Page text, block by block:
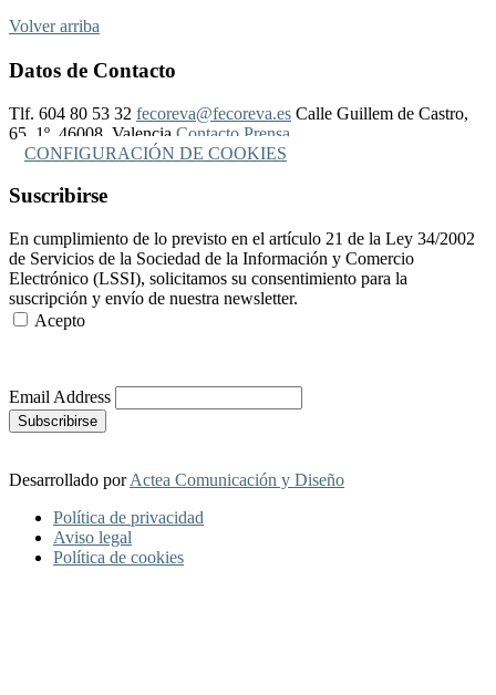
Volver arriba
Datos de Contacto
Tlf. 604 80 53 32 fecoreva@fecoreva.es Calle Guillem de Castro,
65, 1º, 46008, Valencia Contacto Prensa
CONFIGURACIÓN DE COOKIES
Suscribirse
En cumplimiento de lo previsto en el artículo 21 de la Ley 34/2002
de Servicios de la Sociedad de la Información y Comercio
Electrónico (LSSI), solicitamos su consentimiento para la
suscripción y envío de nuestra newsletter.
Acepto
Email Address
Desarrollado porActea Comunicación y Diseño
Política de privacidad
Aviso legal
Política de cookies